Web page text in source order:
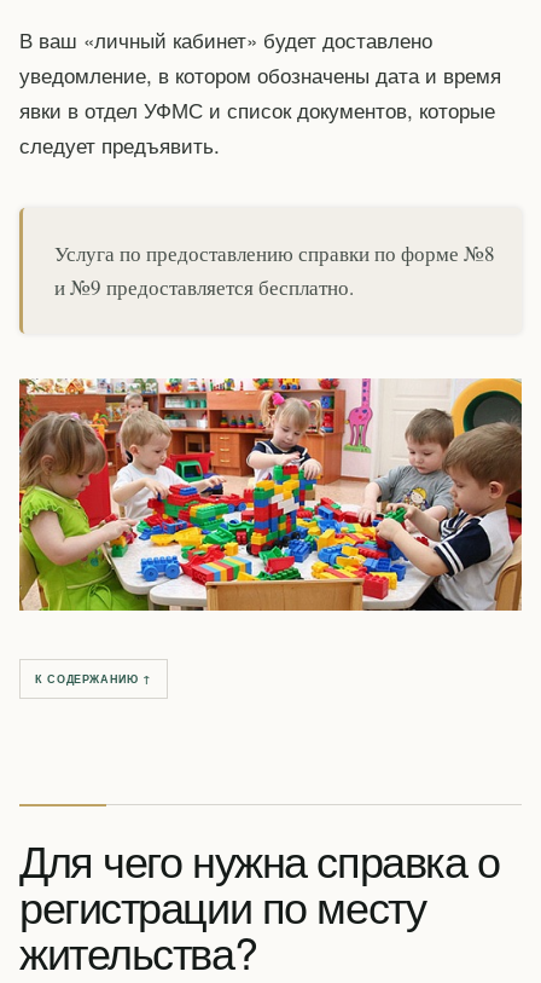
В ваш «личный кабинет» будет доставлено
уведомление, в котором обозначены дата и время
явки в отдел УФМС и список документов, которые
следует предъявить.
Услуга по предоставлению справки по форме №8
и №9 предоставляется бесплатно.
К СОДЕРЖАНИЮ ↑
Для чего нужна справка о
регистрации по месту
жительства?